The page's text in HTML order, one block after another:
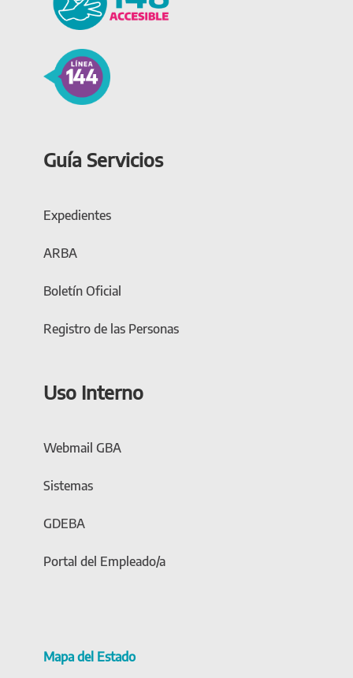
Guía Servicios
Expedientes
ARBA
Boletín Oficial
Registro de las Personas
Uso Interno
Webmail GBA
Sistemas
GDEBA
Portal del Empleado/a
Mapa del Estado